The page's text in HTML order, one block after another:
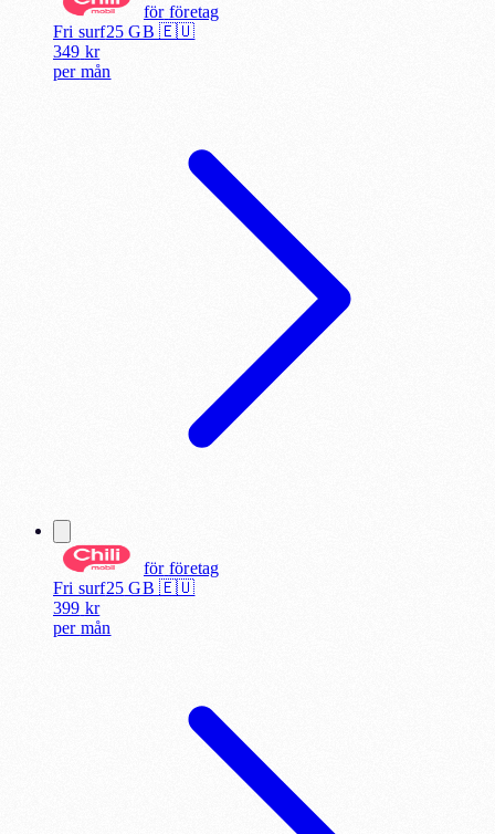
för företag
Fri surf25 GB 🇪🇺
349 kr
per mån
för företag
Fri surf25 GB 🇪🇺
399 kr
per mån